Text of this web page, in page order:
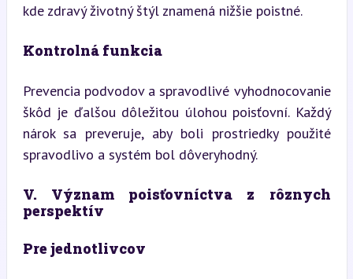
kde zdravý životný štýl znamená nižšie poistné.
Kontrolná funkcia
Prevencia podvodov a spravodlivé vyhodnocovanie
škôd je ďalšou dôležitou úlohou poisťovní. Každý
nárok sa preveruje, aby boli prostriedky použité
spravodlivo a systém bol dôveryhodný.
V. Význam poisťovníctva z rôznych
perspektív
Pre jednotlivcov